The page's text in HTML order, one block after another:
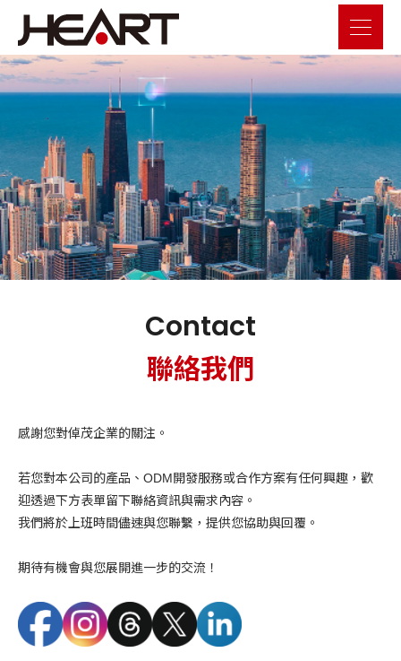
Contact
聯絡我們
感謝您對倬茂企業的關注。
若您對本公司的產品、 ODM開發服務或合作方案有任何興趣， 歡
迎透過下方表單留下聯絡資訊與需求內容。
我們將於 上班時間儘速與您聯繫， 提供您協助與回覆。
期待有機會與您展開進一步的交流！